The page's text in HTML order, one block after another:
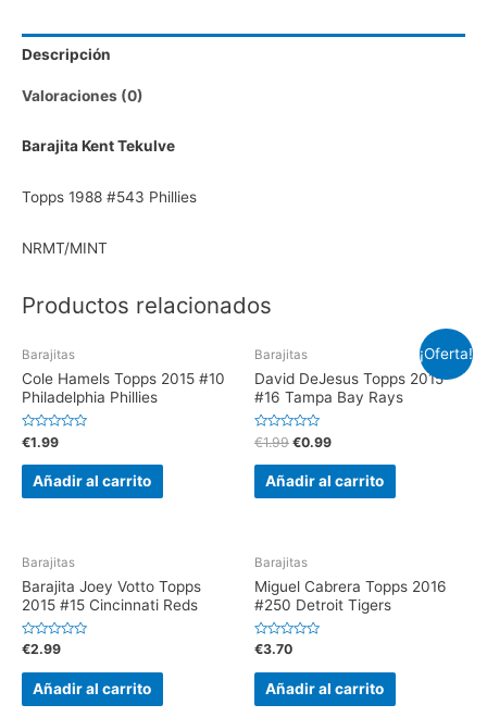
Descripción
Valoraciones (0)
Barajita Kent Tekulve
Topps 1988 #543 Phillies
NRMT/MINT
Productos relacionados
Barajitas
Cole Hamels Topps 2015 #10
Philadelphia Phillies
V
a
l
a
0
d
e
5
€1.99
Añadir al carrito
¡Oferta!
Barajitas
David DeJesus Topps 2015
#16 Tampa Bay Rays
V
a
l
a
0
d
e
5
€1.99 €0.99
Añadir al carrito
Barajitas
Barajita Joey Votto Topps
2015 #15 Cincinnati Reds
V
l
a
€2.99
Añadir al carrito
Barajitas
Miguel Cabrera Topps 2016
#250 Detroit Tigers
V
l
a
€3.70
Añadir al carrito